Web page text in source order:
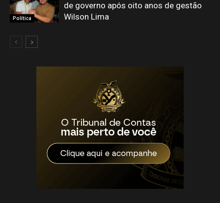
Política
de governo após oito anos de gestão
Wilson Lima